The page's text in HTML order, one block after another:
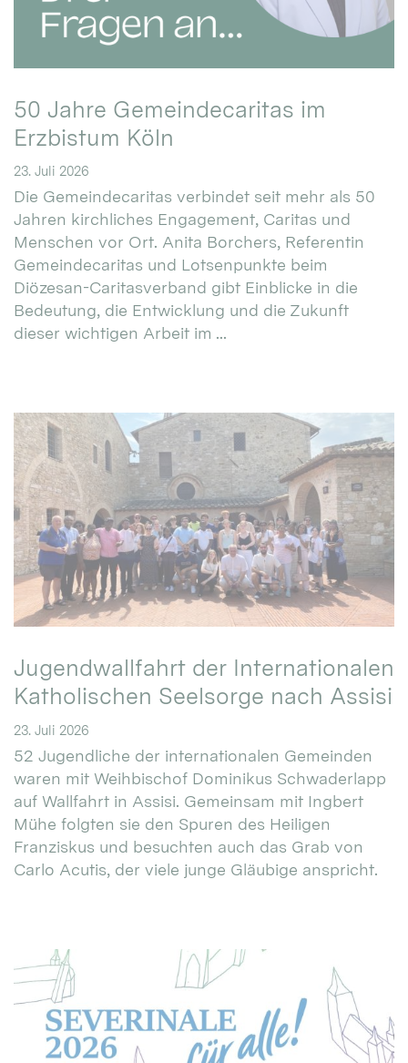
50 Jahre Gemeindecaritas im
Erzbistum Köln
23. Juli 2026
Die Gemeindecaritas verbindet seit mehr als 50
Jahren kirchliches Engagement, Caritas und
Menschen vor Ort. Anita Borchers, Referentin
Gemeindecaritas und Lotsenpunkte beim
Diözesan-Caritasverband gibt Einblicke in die
Bedeutung, die Entwicklung und die Zukunft
dieser wichtigen Arbeit im ...
Jugendwallfahrt der Internationalen
Katholischen Seelsorge nach Assisi
23. Juli 2026
52 Jugendliche der internationalen Gemeinden
waren mit Weihbischof Dominikus Schwaderlapp
auf Wallfahrt in Assisi. Gemeinsam mit Ingbert
Mühe folgten sie den Spuren des Heiligen
Franziskus und besuchten auch das Grab von
Carlo Acutis, der viele junge Gläubige anspricht.